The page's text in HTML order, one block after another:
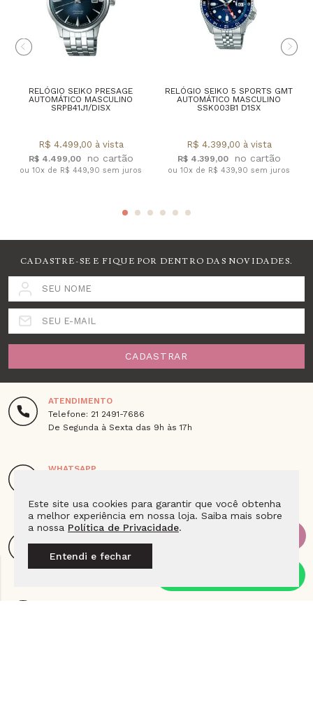
Este site usa cookies para garantir que você obtenha
a melhor experiência em nossa loja. Saiba mais sobre
a nossa Política de Privacidade.
Entendi e fechar
RELÓGIO SEIKO PRESAGE
AUTOMÁTICO MASCULINO
SRPB41J1/DISX
R$ 4.499,00
R$ 4.499,00 à vista
ou 10x de R$ 449,90 sem juros
RELÓGIO SEIKO 5 SPORTS GMT
AUTOMÁTICO MASCULINO
SSK003B1 D1SX
R$ 4.399,00
R$ 4.399,00 à vista
ou 10x de R$ 439,90 sem juros
CADASTRE-SE E FIQUE POR DENTRO DAS NOVIDADES.
SEU NOME
SEU E-MAIL
CADASTRAR
ATENDIMENTO
Telefone: 21 2491-7686
De Segunda à Sexta das 9h às 17h
WHATSAPP